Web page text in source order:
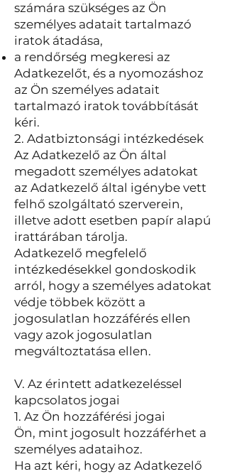
számára szükséges az Ön
személyes adatait tartalmazó
iratok átadása,
a rendőrség megkeresi az
Adatkezelőt, és a nyomozáshoz
az Ön személyes adatait
tartalmazó iratok továbbítását
kéri.
2. Adatbiztonsági intézkedések
Az Adatkezelő az Ön által
megadott személyes adatokat
az Adatkezelő által igénybe vett
felhő szolgáltató szerverein,
illetve adott esetben papír alapú
irattárában tárolja.
Adatkezelő megfelelő
intézkedésekkel gondoskodik
arról, hogy a személyes adatokat
védje többek között a
jogosulatlan hozzáférés ellen
vagy azok jogosulatlan
megváltoztatása ellen.
V. Az érintett adatkezeléssel
kapcsolatos jogai
1. Az Ön hozzáférési jogai
Ön, mint jogosult hozzáférhet a
személyes adataihoz.
Ha azt kéri, hogy az Adatkezelő